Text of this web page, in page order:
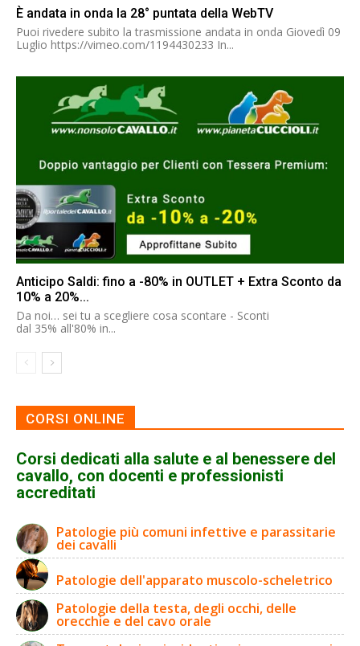
È andata in onda la 28° puntata della WebTV
Puoi rivedere subito la trasmissione andata in onda Giovedì 09
Luglio https://vimeo.com/1194430233 In...
Anticipo Saldi: fino a -80% in OUTLET + Extra Sconto da
10% a 20%...
Da noi… sei tu a scegliere cosa scontare - Sconti
dal 35% all'80% in...
CORSI ONLINE
Corsi dedicati alla salute e al benessere del
cavallo, con docenti e professionisti
accreditati
Patologie più comuni infettive e parassitarie
dei cavalli
Patologie dell'apparato muscolo-scheletrico
Patologie della testa, degli occhi, delle
orecchie e del cavo orale